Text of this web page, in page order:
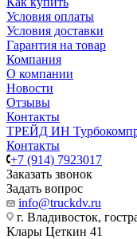
Условия оплаты
Условия доставки
Гарантия на товар
Компания
О компании
Новости
Отзывы
Контакты
ТРЕЙД ИН
Контакты
+7 (914) 7923017
Заказать звонок
Задать вопрос
info@truckdv.ru
г. Владивосток,
Клары Цеткин 41